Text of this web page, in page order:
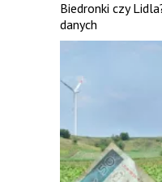
Biedronki czy
danych